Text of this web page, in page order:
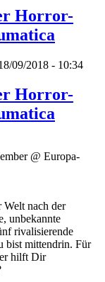
Horror-
09/2018 - 10:34
Horror-
@ Europa-
Welt nach der
unbekannte
rivalisierende
bist mittendrin. Für
hilft Dir